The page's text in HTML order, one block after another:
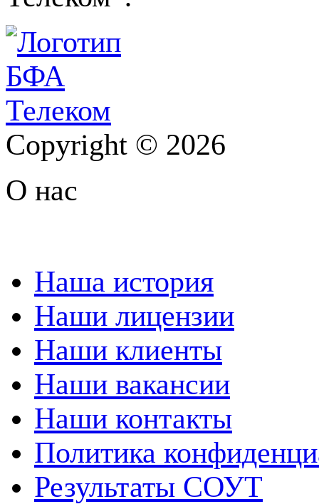
Copyright © 2026
О нас
Наша история
Наши лицензии
Наши клиенты
Наши вакансии
Наши контакты
Политика
Результаты СОУТ